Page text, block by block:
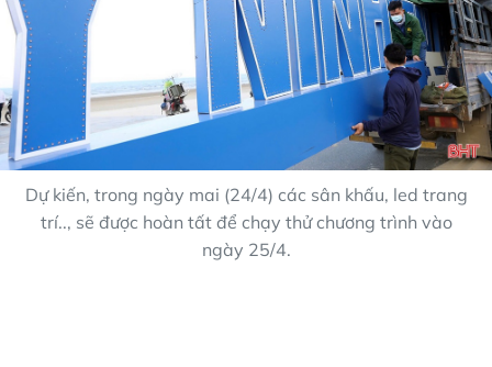
Dự kiến, trong ngày mai (24/4) các sân khấu, led trang
trí.., sẽ được hoàn tất để chạy thử chương trình vào
ngày 25/4.